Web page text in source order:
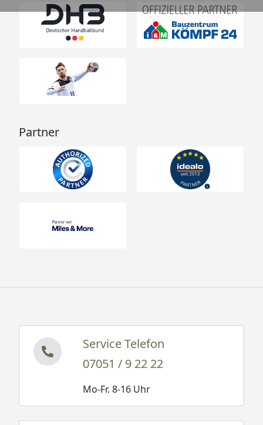
Partner
Service Telefon
07051 / 9 22 22
Mo-Fr. 8-16 Uhr